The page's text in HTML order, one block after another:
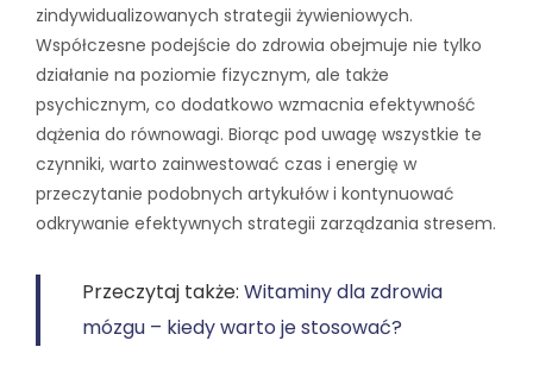
zindywidualizowanych strategii żywieniowych.
Współczesne podejście do zdrowia obejmuje nie tylko
działanie na poziomie fizycznym, ale także
psychicznym, co dodatkowo wzmacnia efektywność
dążenia do równowagi. Biorąc pod uwagę wszystkie te
czynniki, warto zainwestować czas i energię w
przeczytanie podobnych artykułów i kontynuować
odkrywanie efektywnych strategii zarządzania stresem.
Przeczytaj także: Witaminy dla zdrowia
mózgu – kiedy warto je stosować?